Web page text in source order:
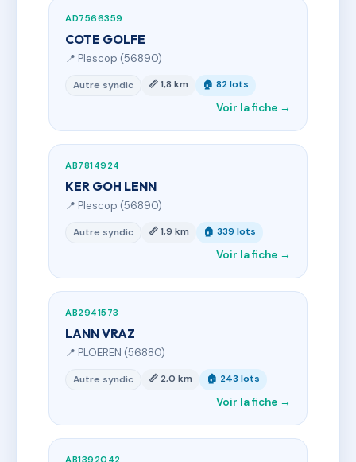
AD7566359
COTE GOLFE
📍 Plescop (56890)
Autre syndic 📏 1,8 km 🏠 82 lots
Voir la fiche →
AB7814924
KER GOH LENN
📍 Plescop (56890)
Autre syndic 📏 1,9 km 🏠 339 lots
Voir la fiche →
AB2941573
LANN VRAZ
📍 PLOEREN (56880)
Autre syndic 📏 2,0 km 🏠 243 lots
Voir la fiche →